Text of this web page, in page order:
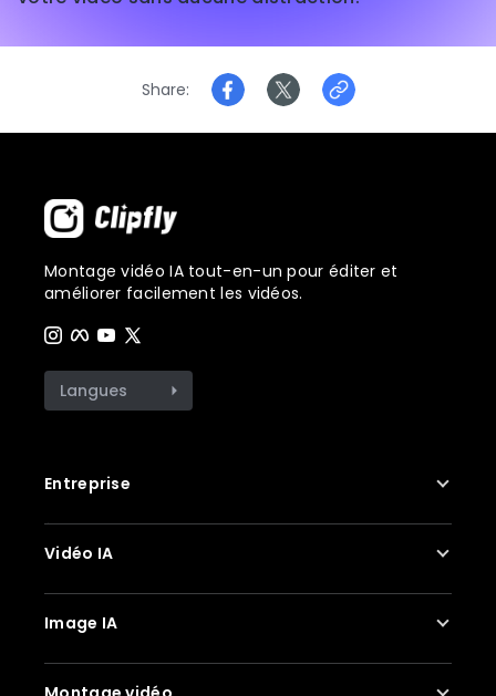
Share
Montage vidéo IA tout-en-un pour éditer et
améliorer facilement les vidéos.
Langues
Entreprise
À propos de nous
Contactez-nous
Confidentialité
Conditions d'utilisation
Historique des mises à jour
Vidéo IA
Générateur de vidéo IA
Générateur de vidéo de baiser IA
Améliorateur vidéo IA
Image IA
Générateur de photo professionnelle IA